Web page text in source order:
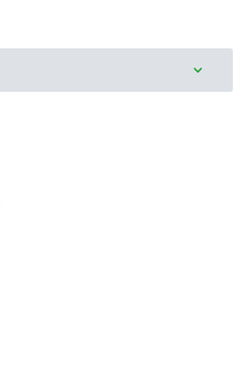
expand_more